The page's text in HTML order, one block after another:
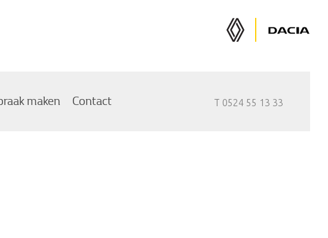
Dacia
Renault
Auto's
T 0524 55 13 33
maken Contact